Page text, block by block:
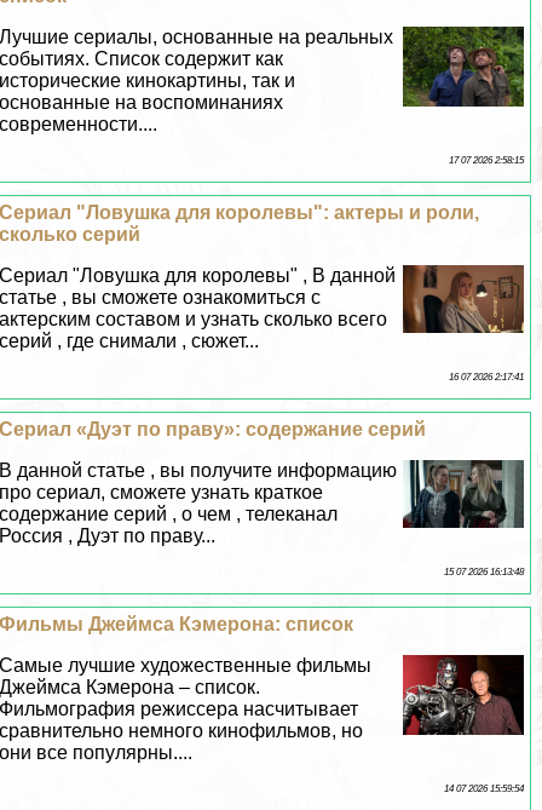
Лучшие сериалы, основанные на реальных
событиях. Список содержит как
исторические кинокартины, так и
основанные на воспоминаниях
современности....
17 07 2026 2:58:15
Сериал "Ловушка для королевы": актеры и роли,
сколько серий
Сериал "Ловушка для королевы" , В данной
статье , вы сможете ознакомиться с
актерским составом и узнать сколько всего
серий , где снимали , сюжет...
16 07 2026 2:17:41
Сериал «Дуэт по праву»: содержание серий
В данной статье , вы получите информацию
про сериал, сможете узнать краткое
содержание серий , о чем , телеканал
Россия , Дуэт по праву...
15 07 2026 16:13:48
Фильмы Джеймса Кэмерона: список
Самые лучшие художественные фильмы
Джеймса Кэмерона – список.
Фильмография режиссера насчитывает
сравнительно немного кинофильмов, но
они все популярны....
14 07 2026 15:59:54